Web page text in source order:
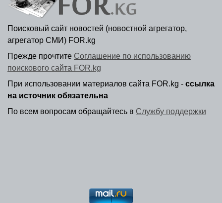
Поисковый сайт новостей (новостной агрегатор,
агрегатор СМИ) FOR.kg
Прежде прочтите Соглашение по использованию
поискового сайта FOR.kg
При использовании материалов сайта FOR.kg - ссылка
на источник обязательна
По всем вопросам обращайтесь в Службу поддержки